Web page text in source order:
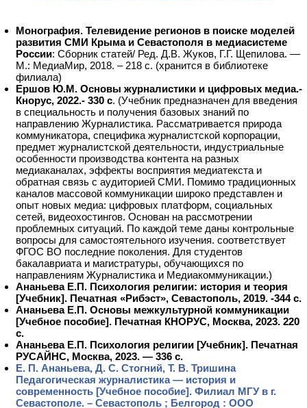
Монография. Телевидение регионов в поиске моделей
развития СМИ Крыма и Севастополя в медиасистеме
России: Сборник статей/ Ред. Д.В. Жуков, Г.Г. Щепилова. —
М.: МедиаМир, 2018. – 218 с. (хранится в библиотеке
филиала)
Ершов Ю.М. Основы журналистики и цифровых медиа.-
Кнорус, 2022.- 330 с. (Учебник предназначен для введения
в специальность и получения базовых знаний по
направлению Журналистика. Рассматривается природа
коммуникатора, специфика журналистской корпорации,
предмет журналистской деятельности, индустриальные
особенности производства контента на разных
медиаканалах, эффекты восприятия медиатекста и
обратная связь с аудиторией СМИ. Помимо традиционных
каналов массовой коммуникации широко представлен и
опыт новых медиа: цифровых платформ, социальных
сетей, видеохостингов. Основан на рассмотрении
проблемных ситуаций. По каждой теме даны контрольные
вопросы для самостоятельного изучения. соответствует
ФГОС ВО последние поколения. Для студентов
бакалавриата и магистратуры, обучающихся по
направлениям Журналистика и Медиакоммуникации.)
Ананьева Е.П. Психология религии: история и теория
[Учебник]. Печатная «Рибэст», Севастополь, 2019. -344 с.
Ананьева Е.П. Основы межкультурной коммуникации
[Учебное пособие]. Печатная КНОРУС, Москва, 2023. 220
с.
Ананьева Е.П. Психология религии [Учебник]. Печатная
РУСАЙНС, Москва, 2023. — 336 с.
Е. П. Ананьева, Д. С. Стогний, Т. В. Тришина
Педагогическая журналистика — история и
современность [Учебное пособие]. Филиал МГУ в г.
Севастополе. – Севастополь ; Белгород : ООО